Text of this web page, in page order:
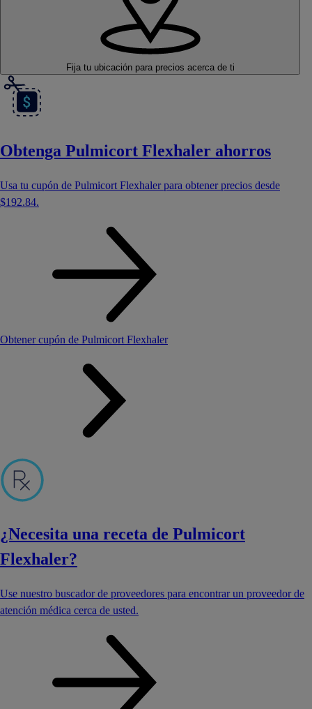
Fija tu ubicación para precios acerca de ti
Obtenga Pulmicort Flexhaler ahorros
Usa tu cupón de Pulmicort Flexhaler para obtener precios desde
$192.84.
Obtener cupón de Pulmicort Flexhaler
¿Necesita una receta de Pulmicort
Flexhaler?
Use nuestro buscador de proveedores para encontrar un proveedor de
atención médica cerca de usted.